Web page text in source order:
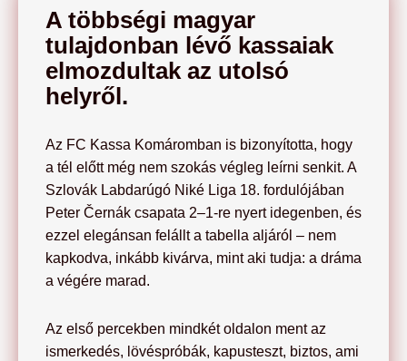
A többségi magyar
tulajdonban lévő kassaiak
elmozdultak az utolsó
helyről.
Az FC Kassa Komáromban is bizonyította, hogy
a tél előtt még nem szokás végleg leírni senkit. A
Szlovák Labdarúgó Niké Liga 18. fordulójában
Peter Černák csapata 2–1-re nyert idegenben, és
ezzel elegánsan felállt a tabella aljáról – nem
kapkodva, inkább kivárva, mint aki tudja: a dráma
a végére marad.
Az első percekben mindkét oldalon ment az
ismerkedés, lövéspróbák, kapusteszt, biztos, ami